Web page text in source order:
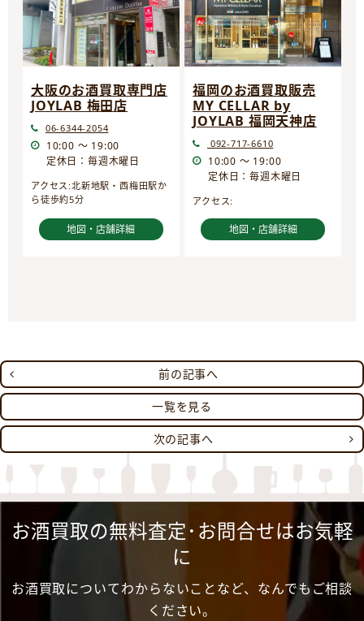
大阪のお酒買取専門店
JOYLAB 梅田店
06-6344-2054
10:00 ～ 19:00
定休日：毎週木曜日
アクセス:北新地駅・西梅田駅か
ら徒歩約5分
地図・店舗詳細
福岡のお酒買取販売
MY CELLAR by
JOYLAB 福岡天神店
092-717-6610
10:00 ～ 19:00
定休日：毎週木曜日
アクセス:
地図・店舗詳細
前の記事へ
一覧を見る
次の記事へ
お酒買取の無料査定･お問合せはお気軽
に
お酒買取についてわからないことなど、なんでもご相談
ください。